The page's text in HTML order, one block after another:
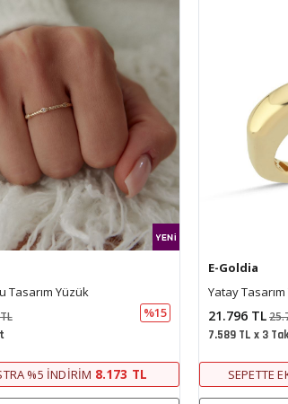
Tasarım Yüzük
%15
%5 İNDIRIM 8.173 TL
E-Goldia
Yatay Tasarım
21.796 TL
7.589 TL x 3
SEPETTE